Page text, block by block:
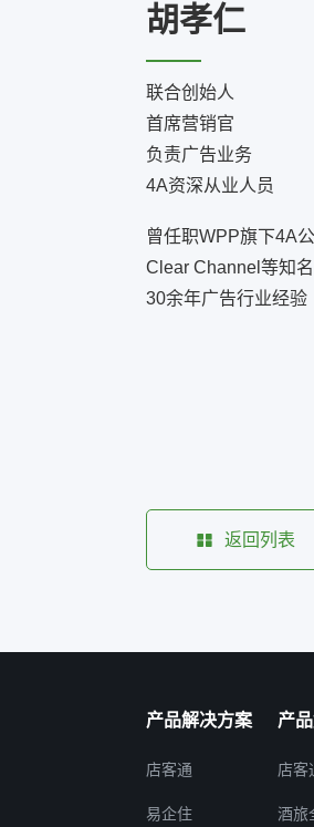
胡孝仁
联合创始人
首席营销官
负责广告业务
4A资深从业人员
曾任职WPP旗下4A
Clear Channel等知
30余年广告行业经验
返回列表
产品解决方案
店客通
易企住
产
店客
酒旅